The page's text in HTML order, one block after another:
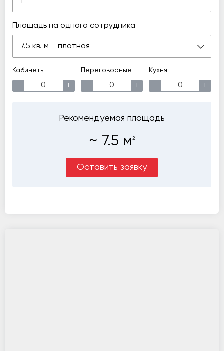
Площадь на одного сотрудника
7.5 кв. м – плотная
Кабинеты
− +
Переговорные
− +
Кухня
− +
Рекомендуемая площадь
~ 7.5 м 2
Оставить заявку